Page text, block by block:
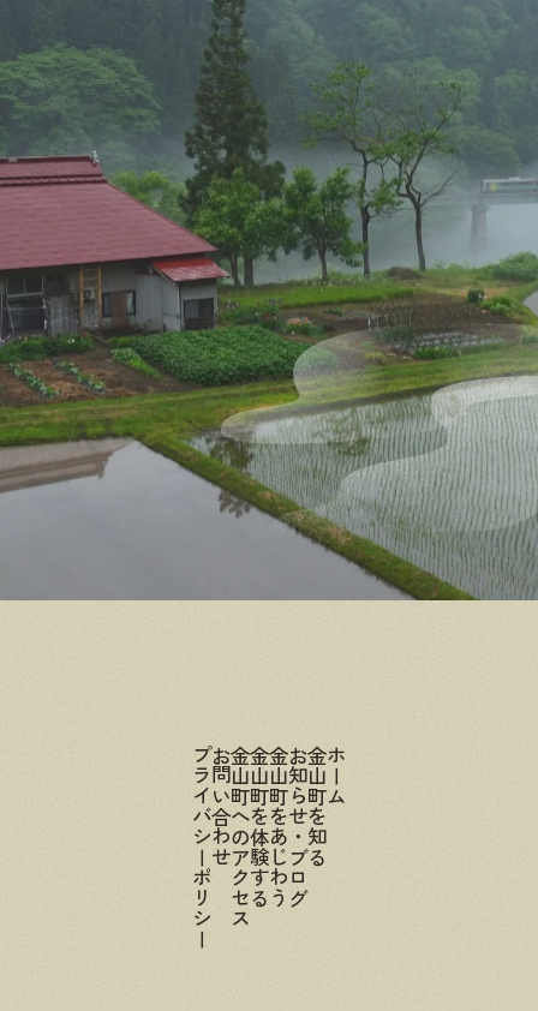
ホーム
金山町を知る
お知らせ・ブログ
金山町をあじわう
金山町を体験する
金山町へのアクセス
お問い合わせ
プライバシーポリシー